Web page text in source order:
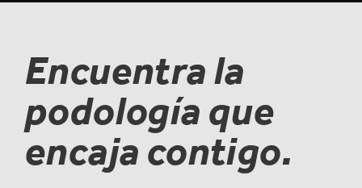
Encuentra la
podología que
encaja contigo.